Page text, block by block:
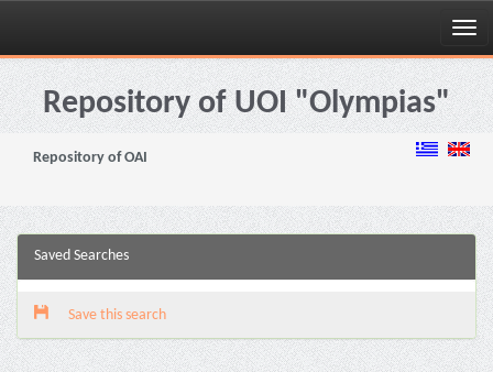
Skip
navigationRepository of UOI "Olympias"
Repository of OAI
Saved Searches
Save this search